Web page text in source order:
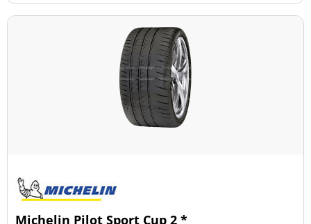
Michelin Pilot Sport Cup 2 *